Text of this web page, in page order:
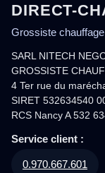
DIRECT-
Grossiste
SARL NITECH
GROSSISTE
4 Ter rue du
SIRET 532634540
RCS Nancy A 532
Service client :
0.970.667.601